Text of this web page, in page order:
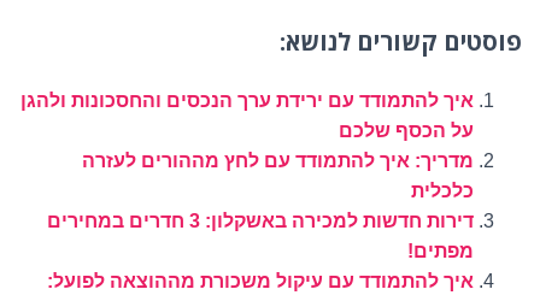
פוסטים קשורים לנושא:
איך להתמודד עם ירידת ערך הנכסים והחסכונות ולהגן
על הכסף שלכם
מדריך: איך להתמודד עם לחץ מההורים לעזרה
כלכלית
דירות חדשות למכירה באשקלון: 3 חדרים במחירים
מפתים!
איך להתמודד עם עיקול משכורת מההוצאה לפועל: